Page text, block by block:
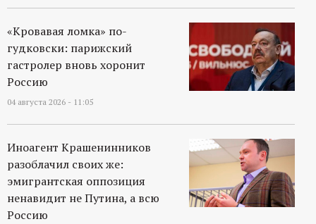
а
л
«Кровавая ломка» по-
гудковски: парижский
гастролер вновь хоронит
Россию
04 августа 2026 - 11:05
Иноагент Крашенинников
разоблачил своих же:
эмигрантская оппозиция
ненавидит не Путина, а всю
Россию